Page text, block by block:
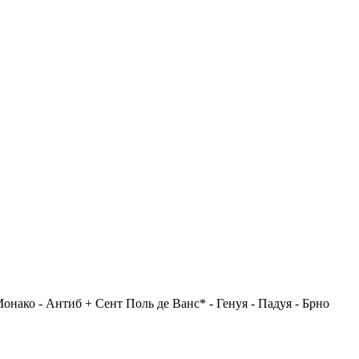
- Антиб + Сент Поль де Ванс* - Генуя - Падуя - Брно